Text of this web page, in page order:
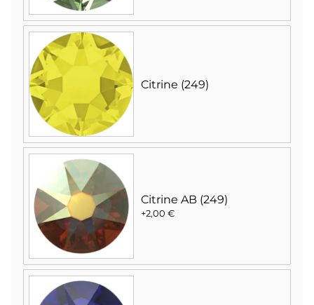
Citrine (249)
Citrine AB (249)
+2,00 €